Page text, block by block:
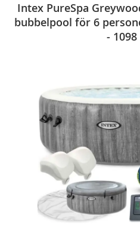
Intex PureSpa
bubbelpool för 6
-